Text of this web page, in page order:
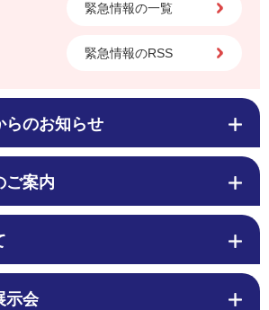
緊急情報の一覧
緊急情報のRSS
らのお知らせ
ご案内
示会